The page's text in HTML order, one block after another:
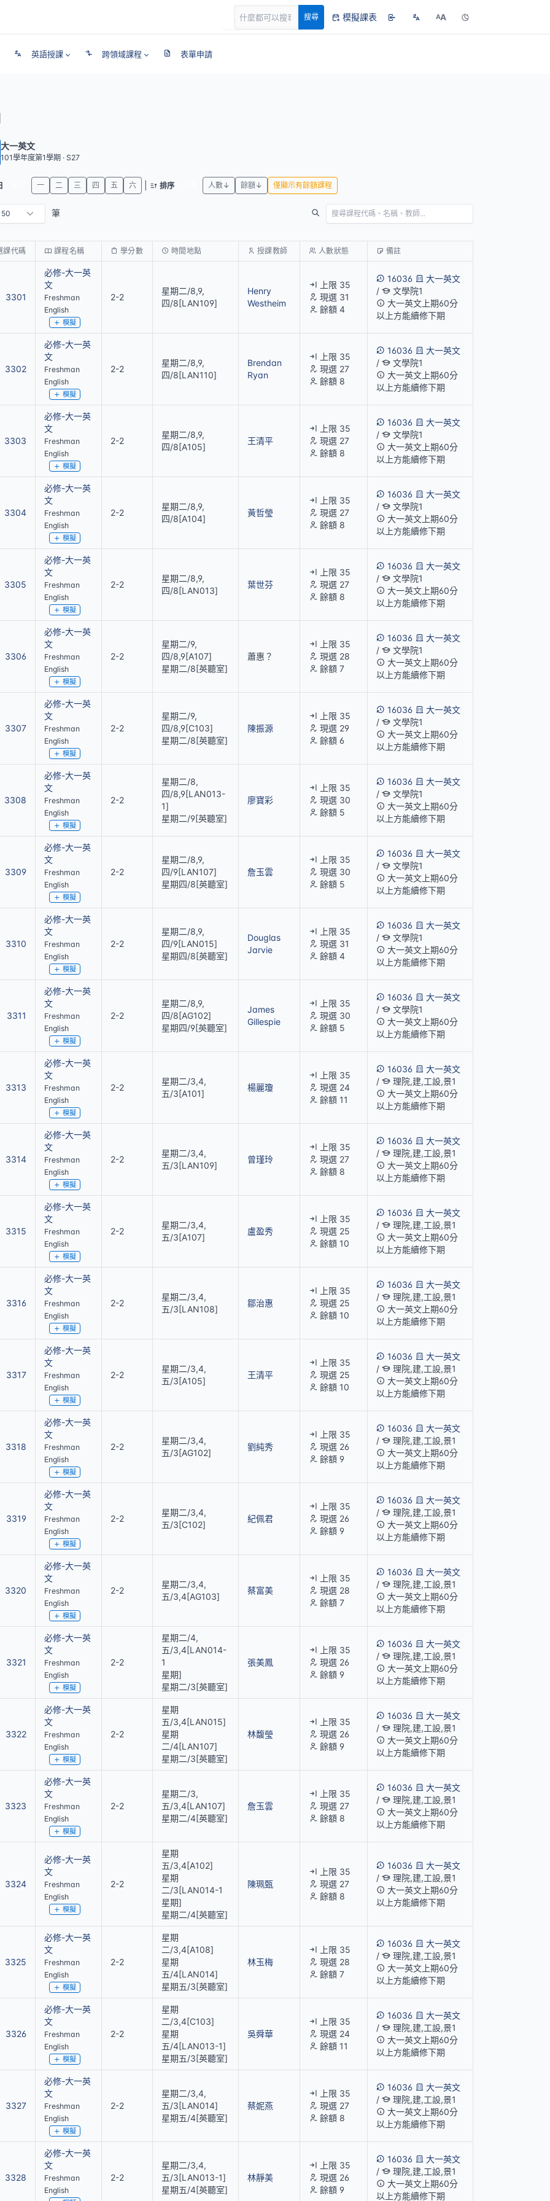
搜尋 模擬課表 AA
英語授課 跨領域課程 表單申請
大一英文
101學年度第1學期 · S27
一 二 三 四 五 六 排序 人數↓ 餘額↓ 僅顯示有餘額課程
筆
課代碼 課程名稱 學分數 時間地點 授課教師 人數狀態 備註
3301
必修-大一英
文
Freshman
English
模擬
2-2
星期二/8,9,
四/8[LAN109]
Henry
Westheim
上限 35
現選 31
餘額 4
16036
大一英文
/
文學院1
大一英文上期60分
以上方能續修下期
3302
必修-大一英
文
Freshman
English
模擬
2-2
星期二/8,9,
四/8[LAN110]
Brendan
Ryan
上限 35
現選 27
餘額 8
16036
大一英文
/
文學院1
大一英文上期60分
以上方能續修下期
3303
必修-大一英
文
Freshman
English
模擬
2-2
星期二/8,9,
四/8[A105]
王清平
上限 35
現選 27
餘額 8
16036
大一英文
/
文學院1
大一英文上期60分
以上方能續修下期
3304
必修-大一英
文
Freshman
English
模擬
2-2
星期二/8,9,
四/8[A104]
黃哲瑩
上限 35
現選 27
餘額 8
16036
大一英文
/
文學院1
大一英文上期60分
以上方能續修下期
3305
必修-大一英
文
Freshman
English
模擬
2-2
星期二/8,9,
四/8[LAN013]
葉世芬
上限 35
現選 27
餘額 8
16036
大一英文
/
文學院1
大一英文上期60分
以上方能續修下期
3306
必修-大一英
文
Freshman
English
模擬
2-2
星期二/9,
四/8,9[A107]
星期二/8[英聽室]
蕭惠？
上限 35
現選 28
餘額 7
16036
大一英文
/
文學院1
大一英文上期60分
以上方能續修下期
3307
必修-大一英
文
Freshman
English
模擬
2-2
星期二/9,
四/8,9[C103]
星期二/8[英聽室]
陳振源
上限 35
現選 29
餘額 6
16036
大一英文
/
文學院1
大一英文上期60分
以上方能續修下期
3308
必修-大一英
文
Freshman
English
模擬
2-2
星期二/8,
四/8,9[LAN013-
1]
星期二/9[英聽室]
廖寶彩
上限 35
現選 30
餘額 5
16036
大一英文
/
文學院1
大一英文上期60分
以上方能續修下期
3309
必修-大一英
文
Freshman
English
模擬
2-2
星期二/8,9,
四/9[LAN107]
星期四/8[英聽室]
詹玉雲
上限 35
現選 30
餘額 5
16036
大一英文
/
文學院1
大一英文上期60分
以上方能續修下期
3310
必修-大一英
文
Freshman
English
模擬
2-2
星期二/8,9,
四/9[LAN015]
星期四/8[英聽室]
Douglas
Jarvie
上限 35
現選 31
餘額 4
16036
大一英文
/
文學院1
大一英文上期60分
以上方能續修下期
3311
必修-大一英
文
Freshman
English
模擬
2-2
星期二/8,9,
四/8[AG102]
星期四/9[英聽室]
James
Gillespie
上限 35
現選 30
餘額 5
16036
大一英文
/
文學院1
大一英文上期60分
以上方能續修下期
3313
必修-大一英
文
Freshman
English
模擬
2-2
星期二/3,4,
五/3[A101]
楊麗瓊
上限 35
現選 24
餘額 11
16036
大一英文
/
理院,建,工設,景1
大一英文上期60分
以上方能續修下期
3314
必修-大一英
文
Freshman
English
模擬
2-2
星期二/3,4,
五/3[LAN109]
曾瑾玲
上限 35
現選 27
餘額 8
16036
大一英文
/
理院,建,工設,景1
大一英文上期60分
以上方能續修下期
3315
必修-大一英
文
Freshman
English
模擬
2-2
星期二/3,4,
五/3[A107]
盧盈秀
上限 35
現選 25
餘額 10
16036
大一英文
/
理院,建,工設,景1
大一英文上期60分
以上方能續修下期
3316
必修-大一英
文
Freshman
English
模擬
2-2
星期二/3,4,
五/3[LAN108]
鄒治惠
上限 35
現選 25
餘額 10
16036
大一英文
/
理院,建,工設,景1
大一英文上期60分
以上方能續修下期
3317
必修-大一英
文
Freshman
English
模擬
2-2
星期二/3,4,
五/3[A105]
王清平
上限 35
現選 25
餘額 10
16036
大一英文
/
理院,建,工設,景1
大一英文上期60分
以上方能續修下期
3318
必修-大一英
文
Freshman
English
模擬
2-2
星期二/3,4,
五/3[AG102]
劉純秀
上限 35
現選 26
餘額 9
16036
大一英文
/
理院,建,工設,景1
大一英文上期60分
以上方能續修下期
3319
必修-大一英
文
Freshman
English
模擬
2-2
星期二/3,4,
五/3[C102]
紀佩君
上限 35
現選 26
餘額 9
16036
大一英文
/
理院,建,工設,景1
大一英文上期60分
以上方能續修下期
3320
必修-大一英
文
Freshman
English
模擬
2-2
星期二/3,4,
五/3,4[AG103]
蔡富美
上限 35
現選 28
餘額 7
16036
大一英文
/
理院,建,工設,景1
大一英文上期60分
以上方能續修下期
3321
必修-大一英
文
Freshman
English
模擬
2-2
星期二/4,
五/3,4[LAN014-
1
星期]
星期二/3[英聽室]
張美鳳
上限 35
現選 26
餘額 9
16036
大一英文
/
理院,建,工設,景1
大一英文上期60分
以上方能續修下期
3322
必修-大一英
文
Freshman
English
模擬
2-2
星期
五/3,4[LAN015]
星期
二/4[LAN107]
星期二/3[英聽室]
林馥瑩
上限 35
現選 26
餘額 9
16036
大一英文
/
理院,建,工設,景1
大一英文上期60分
以上方能續修下期
3323
必修-大一英
文
Freshman
English
模擬
2-2
星期二/3,
五/3,4[LAN107]
星期二/4[英聽室]
詹玉雲
上限 35
現選 27
餘額 8
16036
大一英文
/
理院,建,工設,景1
大一英文上期60分
以上方能續修下期
3324
必修-大一英
文
Freshman
English
模擬
2-2
星期
五/3,4[A102]
星期
二/3[LAN014-1
星期]
星期二/4[英聽室]
陳珮甄
上限 35
現選 27
餘額 8
16036
大一英文
/
理院,建,工設,景1
大一英文上期60分
以上方能續修下期
3325
必修-大一英
文
Freshman
English
模擬
2-2
星期
二/3,4[A108]
星期
五/4[LAN014]
星期五/3[英聽室]
林玉梅
上限 35
現選 28
餘額 7
16036
大一英文
/
理院,建,工設,景1
大一英文上期60分
以上方能續修下期
3326
必修-大一英
文
Freshman
English
模擬
2-2
星期
二/3,4[C103]
星期
五/4[LAN013-1]
星期五/3[英聽室]
吳舜華
上限 35
現選 24
餘額 11
16036
大一英文
/
理院,建,工設,景1
大一英文上期60分
以上方能續修下期
3327
必修-大一英
文
Freshman
English
模擬
2-2
星期二/3,4,
五/3[LAN014]
星期五/4[英聽室]
蔡妮燕
上限 35
現選 27
餘額 8
16036
大一英文
/
理院,建,工設,景1
大一英文上期60分
以上方能續修下期
3328
必修-大一英
文
Freshman
English
2-2
星期二/3,4,
五/3[LAN013-1]
星期五/4[英聽室]
林靜美
上限 35
現選 26
餘額 9
16036
大一英文
/
理院,建,工設,景1
大一英文上期60分
以上方能續修下期